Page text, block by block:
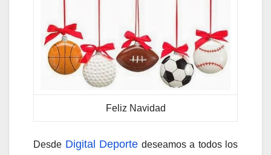
Feliz Navidad
Desde Digital Deporte deseamos a todos los